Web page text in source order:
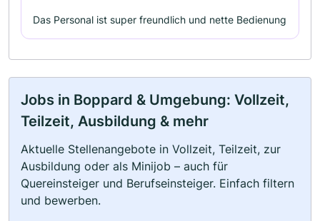
Das Personal ist super freundlich und nette Bedienung
Jobs in Boppard & Umgebung: Vollzeit,
Teilzeit, Ausbildung & mehr
Aktuelle Stellenangebote in Vollzeit, Teilzeit, zur
Ausbildung oder als Minijob – auch für
Quereinsteiger und Berufseinsteiger. Einfach filtern
und bewerben.